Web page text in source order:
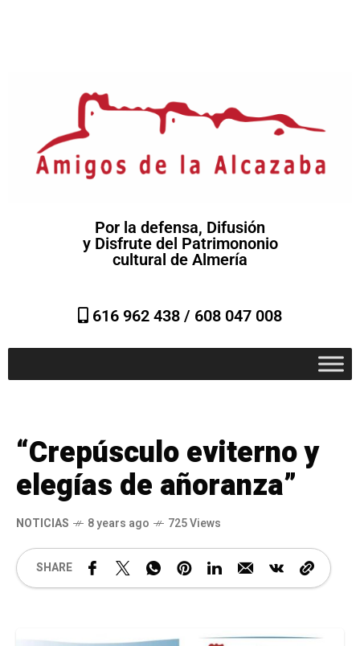
Por la defensa, Difusión
y Disfrute del Patrimononio
cultural de Almería
616 962 438 / 608 047 008
“Crepúsculo eviterno y
elegías de añoranza”
NOTICIAS 8 years ago 725 Views
SHARE